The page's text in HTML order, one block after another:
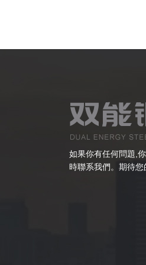
如果你有任何問題,
時聯系我們。期待您